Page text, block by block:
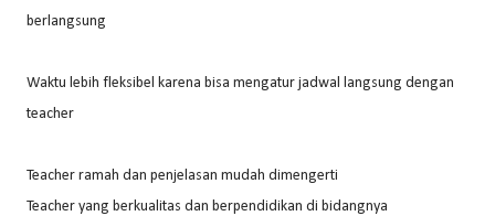
berlangsung
Waktu lebih fleksibel karena bisa mengatur jadwal langsung dengan
teacher
Teacher ramah dan penjelasan mudah dimengerti
Teacher yang berkualitas dan berpendidikan di bidangnya